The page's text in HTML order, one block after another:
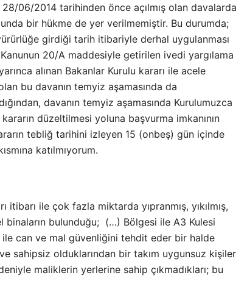
06/2014 tarihinden önce açılmış olan davalarda
bir hükme de yer verilmemiştir. Bu durumda;
girdiği tarih itibariyle derhal uygulanması
20/A maddesiyle getirilen ivedi yargılama
alınan Bakanlar Kurulu kararı ile acele
bu davanın temyiz aşamasında da
davanın temyiz aşamasında Kurulumuzca
düzeltilmesi yoluna başvurma imkanının
tebliğ tarihini izleyen 15 (onbeş) gün içinde
katılmıyorum.
ile çok fazla miktarda yıpranmış, yıkılmış,
bulunduğu; (…) Bölgesi ile A3 Kulesi
ile can ve mal güvenliğini tehdit eder bir halde
sahipsiz olduklarından bir takım uygunsuz kişiler
maliklerin yerlerine sahip çıkmadıkları; bu